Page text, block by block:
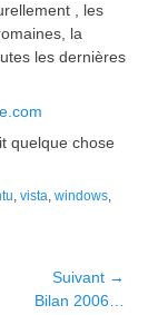
, les
la
les dernières
quelque chose
, vista, windows,
Suivant →
Bilan 2006…